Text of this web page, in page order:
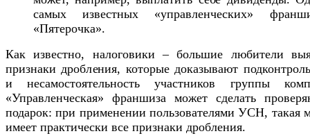
самых известных «управленческих»
«Пятерочка».
Как известно, налоговики – большие любители
признаки дробления, которые доказывают
и несамостоятельность участников группы
«Управленческая» франшиза может сделать
подарок: при применении пользователями УСН, такая
имеет практически все признаки дробления.